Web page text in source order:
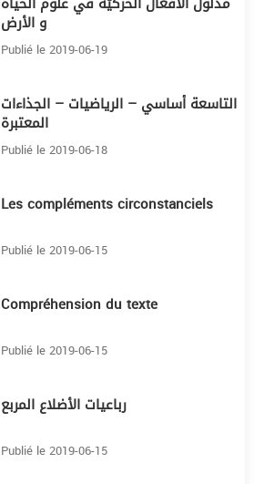
و الأرض
Publié le 2019-06-19
التاسعة أساسي – الرياضيات – الجذاءات
المعتبرة
Publié le 2019-06-18
Les compléments circonstanciels
Publié le 2019-06-15
Compréhension du texte
Publié le 2019-06-15
رباعيات الأضلاع المربع
Publié le 2019-06-15